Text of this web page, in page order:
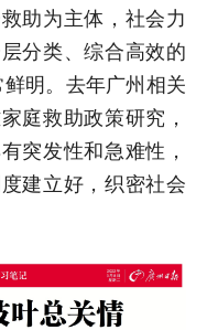
助为主体，社会力
分类、综合高效的
明。去年广州相关
庭救助政策研究，
突发性和急难性，
建立好，织密社会